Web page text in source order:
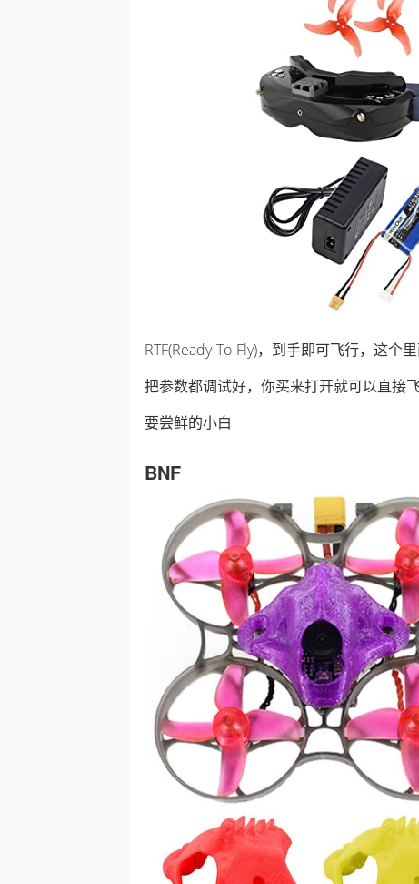
RTF(Ready-To-Fly)，到手即可飞行，这
把参数都调试好，你买来打开就可以直接
要尝鲜的小白
BNF